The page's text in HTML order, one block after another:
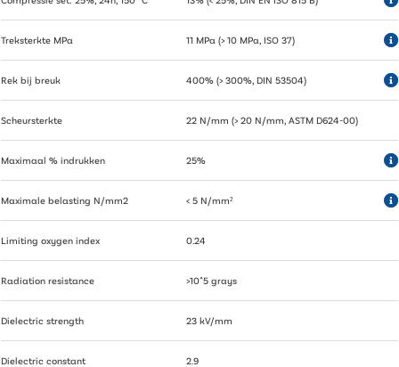
Treksterkte MPa 11 MPa (> 10 MPa, ISO 37)
Rek bij breuk 400% (> 300%, DIN 53504)
Scheursterkte 22 N/mm (> 20 N/mm, ASTM D624-00)
Maximaal % indrukken 25%
Maximale belasting N/mm2 < 5 N/mm²
Limiting oxygen index 0.24
Radiation resistance >10^5 grays
Dielectric strength 23 kV/mm
Dielectric constant 2.9